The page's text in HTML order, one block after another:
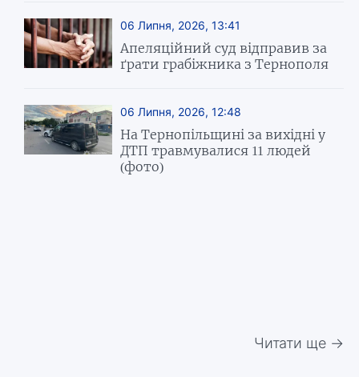
06 Липня, 2026, 13:41
Апеляційний суд відправив за
ґрати грабіжника з Тернополя
06 Липня, 2026, 12:48
На Тернопільщині за вихідні у
ДТП травмувалися 11 людей
(фото)
Читати ще →